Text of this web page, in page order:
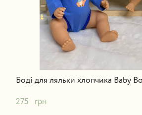
Боді для ляльки хлопчика Baby
275   грн